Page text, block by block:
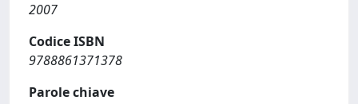
2007
Codice ISBN
9788861371378
Parole chiave